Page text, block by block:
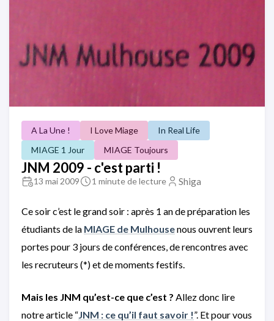
A La Une ! I Love Miage
In Real Life
MIAGE 1 Jour
MIAGE Toujours
JNM 2009 - c'est parti !
13 mai 2009 1 minute de lecture Shiga
Ce soir c’est le grand soir : après 1 an de préparation les
étudiants de la MIAGE de Mulhousenous ouvrent leurs
portes pour 3 jours de conférences, de rencontres avec
les recruteurs (*) et de moments festifs.
Mais les JNM qu’est-ce que c’est ? Allez donc lire
notre article “JNM : ce qu’il faut savoir !”. Et pour vous